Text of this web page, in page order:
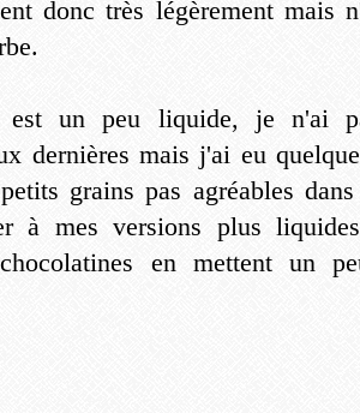
donc très légèrement mais
est un peu liquide, je n'ai
dernières mais j'ai eu
grains pas agréables
à mes versions plus
en mettent un